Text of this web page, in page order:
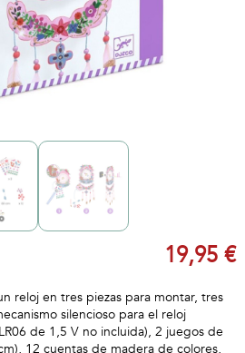
19,95 €
reloj en tres piezas para montar, tres
silencioso para el reloj
de 1,5 V no incluida), 2 juegos de
12 cuentas de madera de colores,